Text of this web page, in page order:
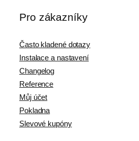
Pro zákazníky
Často kladené dotazy
Instalace a nastavení
Changelog
Reference
Můj účet
Pokladna
Slevové kupóny